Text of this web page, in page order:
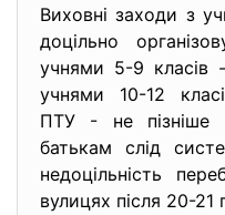
Виховні заходи з
доцільно
учнями 5-9 класів
учнями 10-12
ПТУ - не пізніше
батькам слід
недоцільність
вулицях після 20-21